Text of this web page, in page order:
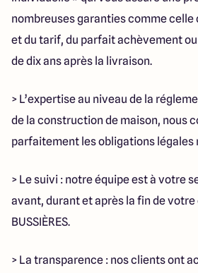
nombreuses garanties comme celle
et du tarif, du parfait achèvement
de dix ans après la livraison.
> L’expertise au niveau de la
de la construction de maison, nous
parfaitement les obligations légales
> Le suivi : notre équipe est à votre
avant, durant et après la fin de
BUSSIÈRES.
> La transparence : nos clients ont